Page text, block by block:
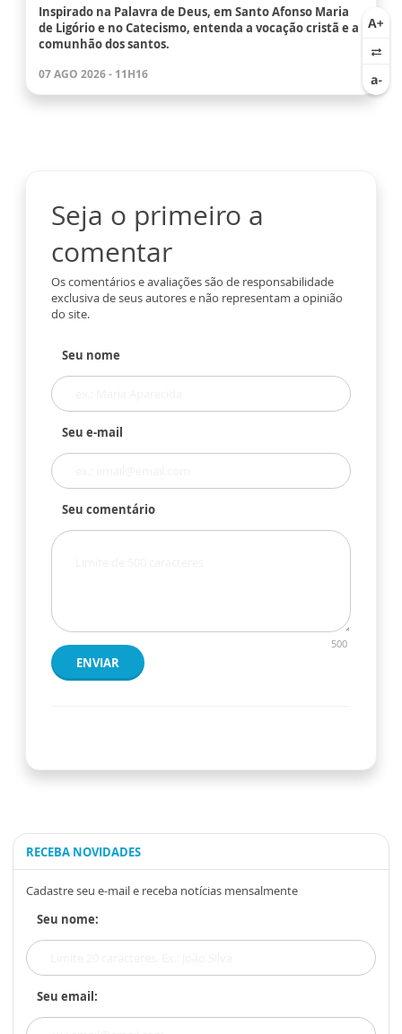
Inspirado na Palavra de Deus, em Santo Afonso Maria
de Ligório e no Catecismo, entenda a vocação cristã e a
comunhão dos santos.
07 AGO 2026 - 11H16
Seja o primeiro a
comentar
Os comentários e avaliações são de responsabilidade
exclusiva de seus autores e não representam a opinião
do site.
Seu nome
Seu e-mail
Seu comentário
500
ENVIAR
RECEBA NOVIDADES
Cadastre seu e-mail e receba notícias mensalmente
Seu nome:
Seu email: